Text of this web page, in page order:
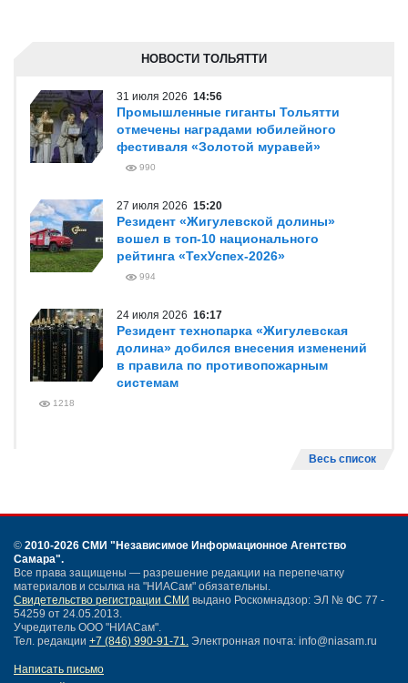
НОВОСТИ ТОЛЬЯТТИ
31 июля 2026 14:56
Промышленные гиганты Тольятти
отмечены наградами юбилейного
фестиваля «Золотой муравей»
990
27 июля 2026 15:20
Резидент «Жигулевской долины»
вошел в топ-10 национального
рейтинга «ТехУспех-2026»
994
24 июля 2026 16:17
Резидент технопарка «Жигулевская
долина» добился внесения изменений
в правила по противопожарным
системам
1218
Весь список
© 2010-2026 СМИ "Независимое Информационное Агентство
Самара".
Все права защищены — разрешение редакции на перепечатку
материалов и ссылка на "НИАСам" обязательны.
Свидетельство регистрации СМИ выдано Роскомнадзор: ЭЛ № ФС 77 -
54259 от 24.05.2013.
Учредитель ООО "НИАСам".
Тел. редакции +7 (846) 990-91-71. Электронная почта: info@niasam.ru
Написать письмо